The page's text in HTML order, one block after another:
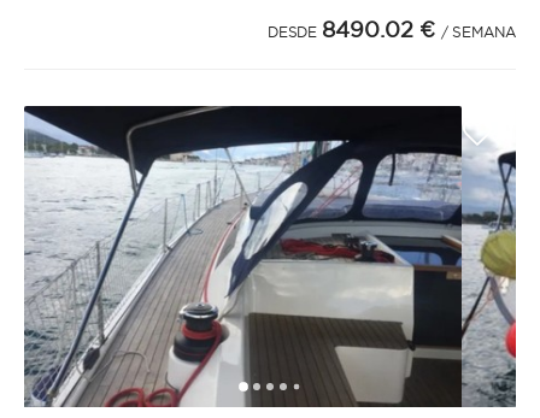
DESDE 8490.02 € / SEMANA
12345 8910 12 171819